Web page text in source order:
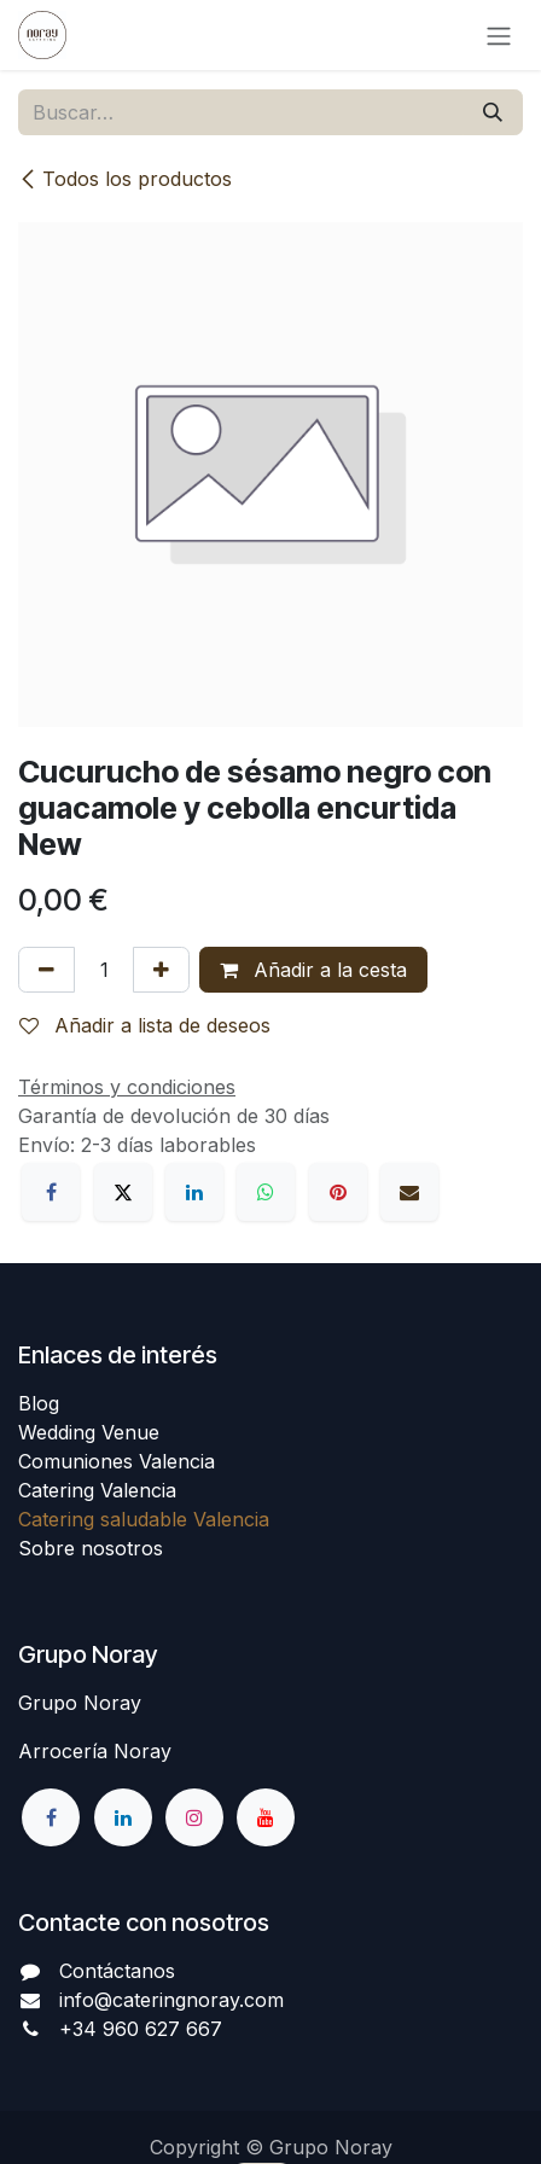
Ir al contenido
Todos los productos
Cucurucho de sésamo negro con
guacamole y cebolla encurtida
New
0,00 €
Añadir a la cesta
Añadir a lista de deseos
Términos y condiciones
Garantía de devolución de 30 días
Envío: 2-3 días laborables
Enlaces de interés
Blog
Wedding Venue
Comuniones Valencia
Catering Valencia
Catering saludable Valencia
Sobre nosotros
Grupo Noray
Grupo Noray
Arrocería Noray
Contacte con nosotros
Contáctanos
info@cateringnoray.com
+34 960 627 667
Copyright © Grupo Noray